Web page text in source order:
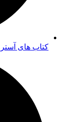
کتاب های